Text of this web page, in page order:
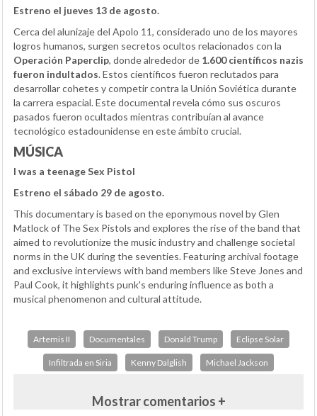
Estreno el jueves 13 de agosto.
Cerca del alunizaje del Apolo 11, considerado uno de los mayores
logros humanos, surgen secretos ocultos relacionados con la
Operación Paperclip, donde alrededor de 1.600 científicos nazis
fueron indultados. Estos científicos fueron reclutados para
desarrollar cohetes y competir contra la Unión Soviética durante
la carrera espacial. Este documental revela cómo sus oscuros
pasados fueron ocultados mientras contribuían al avance
tecnológico estadounidense en este ámbito crucial.
MÚSICA
I was a teenage Sex Pistol
Estreno el sábado 29 de agosto.
This documentary is based on the eponymous novel by Glen
Matlock of The Sex Pistols and explores the rise of the band that
aimed to revolutionize the music industry and challenge societal
norms in the UK during the seventies. Featuring archival footage
and exclusive interviews with band members like Steve Jones and
Paul Cook, it highlights punk's enduring influence as both a
musical phenomenon and cultural attitude.
Artemis II Documentales Donald Trump Eclipse Solar
Infiltrada en Siria Kenny Dalglish Michael Jackson
Mostrar comentarios +